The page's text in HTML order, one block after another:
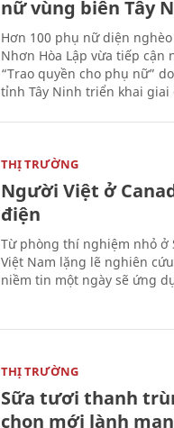
nữ vùng biên Tây
Hơn 100 phụ nữ diện
Nhơn Hòa Lập vừa tiếp
“Trao quyền cho phụ nữ”
tỉnh Tây Ninh triển khai giai
THỊ TRƯỜNG
Người Việt ở
điện
Từ phòng thí nghiệm nhỏ ở
Việt Nam lặng lẽ nghiên
niềm tin một ngày sẽ ứng
THỊ TRƯỜNG
Sữa tươi thanh
chọn mới lành